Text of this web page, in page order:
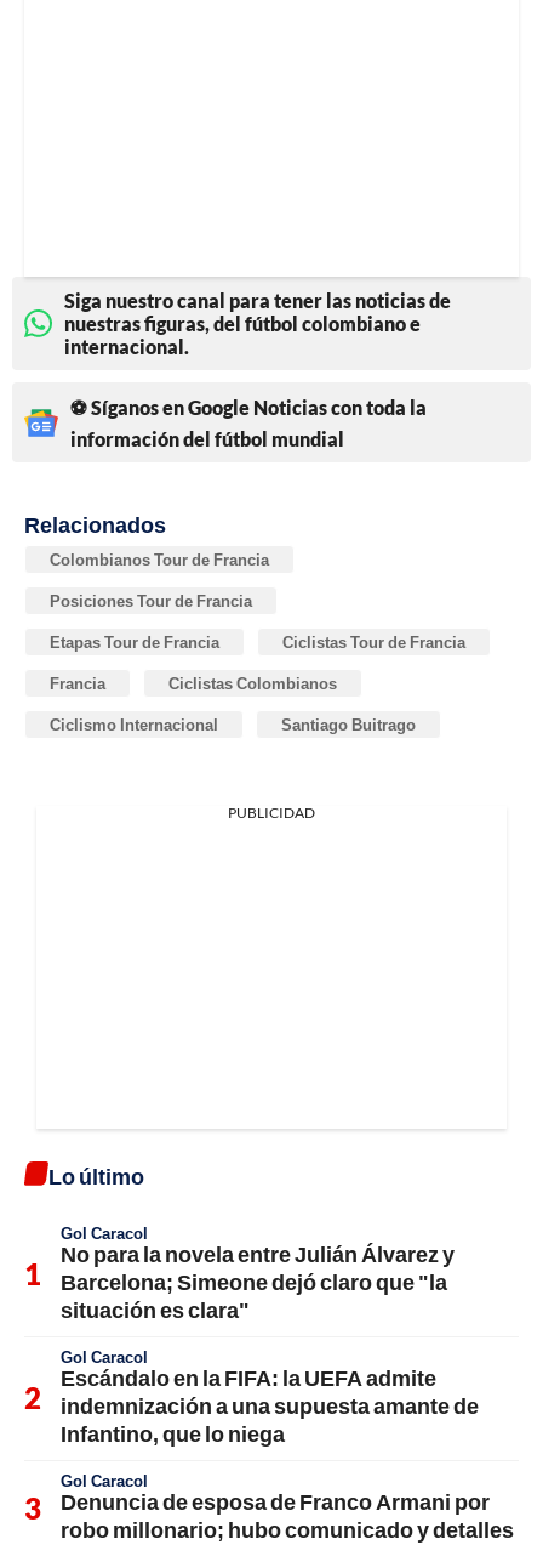
Siga nuestro canal para tener las noticias de
nuestras figuras, del fútbol colombiano e
internacional.
⚽ Síganos en Google Noticias con toda la
información del fútbol mundial
Relacionados
Colombianos Tour de Francia
Posiciones Tour de Francia
Etapas Tour de Francia Ciclistas Tour de Francia
Francia Ciclistas Colombianos
Ciclismo Internacional Santiago Buitrago
PUBLICIDAD
Lo último
Gol Caracol
No para la novela entre Julián Álvarez y
Barcelona; Simeone dejó claro que "la
situación es clara"
Gol Caracol
Escándalo en la FIFA: la UEFA admite
indemnización a una supuesta amante de
Infantino, que lo niega
Gol Caracol
Denuncia de esposa de Franco Armani por
robo millonario; hubo comunicado y detalles